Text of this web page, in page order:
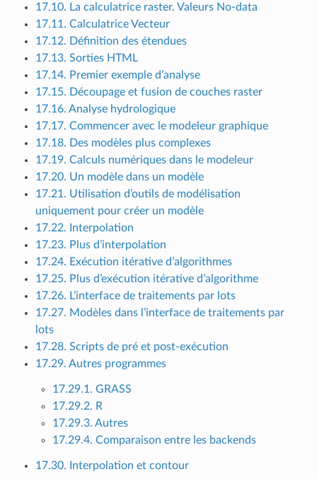
17.10. La calculatrice raster. Valeurs No-data
17.11. Calculatrice Vecteur
17.12. Définition des étendues
17.13. Sorties HTML
17.14. Premier exemple d’analyse
17.15. Découpage et fusion de couches raster
17.16. Analyse hydrologique
17.17. Commencer avec le modeleur graphique
17.18. Des modèles plus complexes
17.19. Calculs numériques dans le modeleur
17.20. Un modèle dans un modèle
17.21. Utilisation d’outils de modélisation
uniquement pour créer un modèle
17.22. Interpolation
17.23. Plus d’interpolation
17.24. Exécution itérative d’algorithmes
17.25. Plus d’exécution itérative d’algorithme
17.26. L’interface de traitements par lots
17.27. Modèles dans l’interface de traitements par
lots
17.28. Scripts de pré et post-exécution
17.29. Autres programmes
17.29.1. GRASS
17.29.2. R
17.29.3. Autres
17.29.4. Comparaison entre les backends
17.30. Interpolation et contour